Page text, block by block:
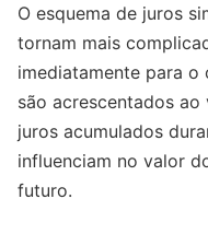
O esquema de juros
tornam mais
imediatamente para
são acrescentados
juros acumulados
influenciam no valor
futuro.